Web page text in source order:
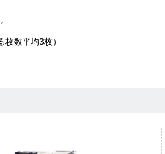
数平均3枚）